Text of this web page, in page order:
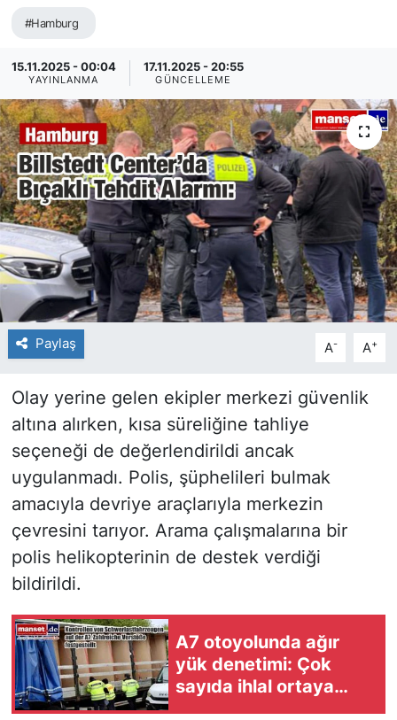
#Hamburg
15.11.2025 - 00:04
YAYINLANMA
17.11.2025 - 20:55
GÜNCELLEME
Paylaş A- A+
Olay yerine gelen ekipler merkezi güvenlik
altına alırken, kısa süreliğine tahliye
seçeneği de değerlendirildi ancak
uygulanmadı. Polis, şüphelileri bulmak
amacıyla devriye araçlarıyla merkezin
çevresini tarıyor. Arama çalışmalarına bir
polis helikopterinin de destek verdiği
bildirildi.
A7 otoyolunda ağır
yük denetimi: Çok
sayıda ihlal ortaya
çıktı
SİYASET
SAĞLIK